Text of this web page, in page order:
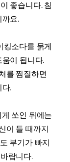
좋습니다. 침
까요.
킹소다를 묽게
이 됩니다.
를 찜질하면
.
쏘인 뒤에는
이 들 때까지
부기가 빠지
랍니다.